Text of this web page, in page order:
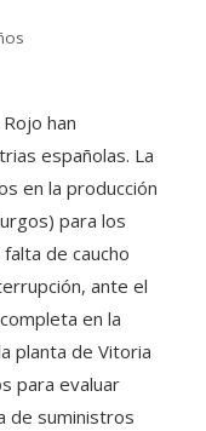
han
españolas. La
en la producción
para los
de caucho
ante el
en la
planta de Vitoria
para evaluar
de suministros